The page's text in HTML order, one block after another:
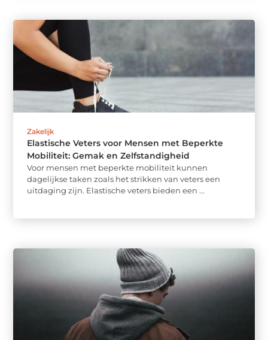
Zakelijk
Elastische Veters voor Mensen met Beperkte
Mobiliteit: Gemak en Zelfstandigheid
Voor mensen met beperkte mobiliteit kunnen
dagelijkse taken zoals het strikken van veters een
uitdaging zijn. Elastische veters bieden een ...